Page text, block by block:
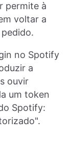
permite à
voltar a
no Spotify
a
ouvir
um token
Spotify: